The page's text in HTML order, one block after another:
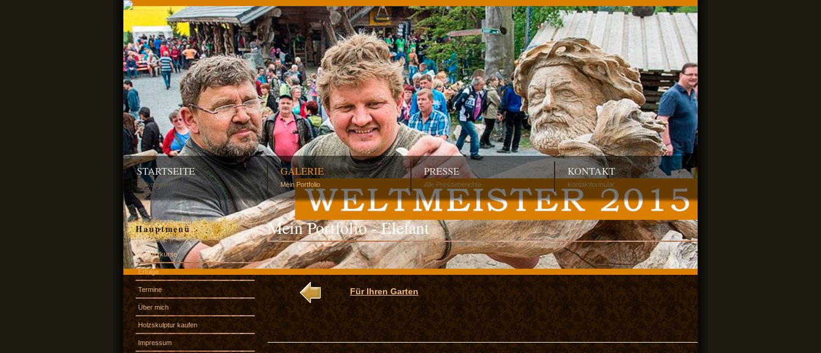
STARTSEITE
Willkommen
GALERIE
Mein Portfolio
PRESSE
Alle Presseberichte
KONTAKT
Kontaktformular
Mein Portfolio - Elefant
Für Ihren Garten
Hauptmenü
Schnitzkurse
Erfolge
Termine
Über mich
Holzskulptur kaufen
Impressum